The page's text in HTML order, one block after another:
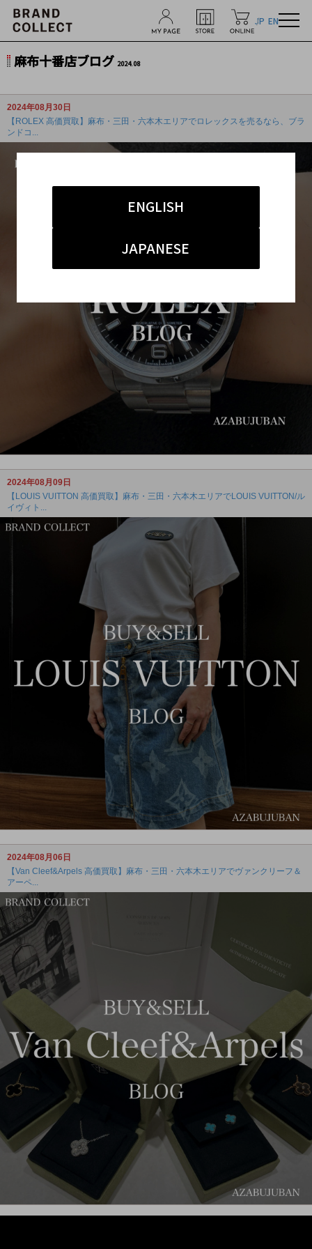
JP EN
ENGLISH
JAPANESE
麻布十番店ブログ 2024.08
2024年08月30日
【ROLEX 高価買取】麻布・三田・六本木エリアでロレックスを売るなら、ブラ
ンドコ...
2024年08月09日
【LOUIS VUITTON 高価買取】麻布・三田・六本木エリアでLOUIS VUITTON/ル
イヴィト...
2024年08月06日
【Van Cleef&Arpels 高価買取】麻布・三田・六本木エリアでヴァンクリーフ＆
アーペ...